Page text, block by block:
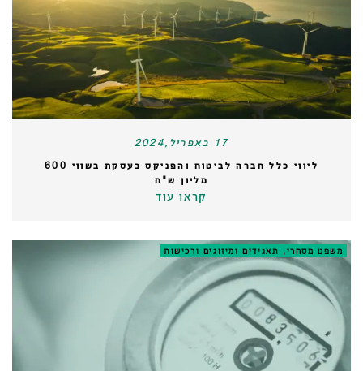
17 באפריל,2024
ליווי כלל חברה לביטוח והפניקס בעסקת בשווי 600
מליון ש"ח
קראו עוד
משפט מסחרי, תאגידים ומיזוגים ורכישות